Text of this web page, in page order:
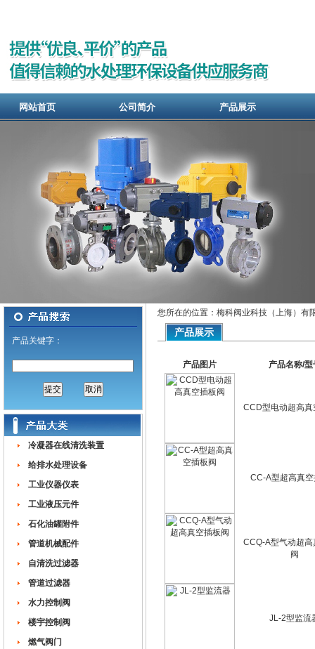
网站首页 公司简介 产品展示
产品关键字：
冷凝器在线清洗装置
给排水处理设备
工业仪器仪表
工业液压元件
石化油罐附件
管道机械配件
自清洗过滤器
管道过滤器
水力控制阀
楼宇控制阀
燃气阀门
您所在的位置：梅科阀业科技（上海）有
产品展示
产品图片 产品名称/型
CCD型电动超高真
CC-A型超高真
CCQ-A型气动超高
阀
JL-2型监流